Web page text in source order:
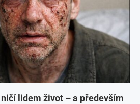
lidem život – a především